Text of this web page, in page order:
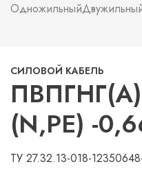
Одножильный
СИЛОВОЙ КАБЕЛЬ
(N,PE) -
ТУ 27.32.13-018-